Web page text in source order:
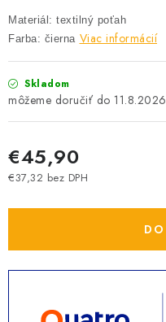
Nákup na splátky Quatro -
Materiál: textilný poťah
Farba: čierna Viac informácií
Skladom
11.8.2026
€45,90
€37,32 bez DPH